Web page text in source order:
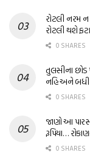
રોટલી નરમ
રોટલી થશે
0 SHARES
તુલસીના છોડ
નહિ અને બધી
0 SHARES
જાણો આ
રૂપિયા…
0 SHARES